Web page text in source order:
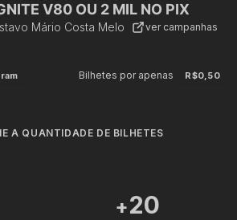
V80 OU 2 MIL NO PIX
Mário Costa Melo ver campanhas
Bilhetes por apenas R$0,50
A QUANTIDADE DE BILHETES
+20